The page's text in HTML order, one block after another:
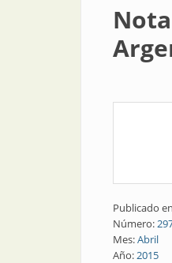
Publicado
Número:
Mes:Abril
Año:2015